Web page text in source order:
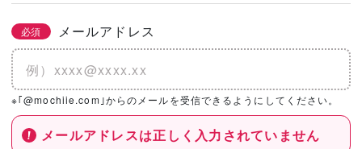
必須 メールアドレス
※｢@mochiie.com｣からのメールを受信できるようにしてください。
メールアドレスは正しく入力されていません